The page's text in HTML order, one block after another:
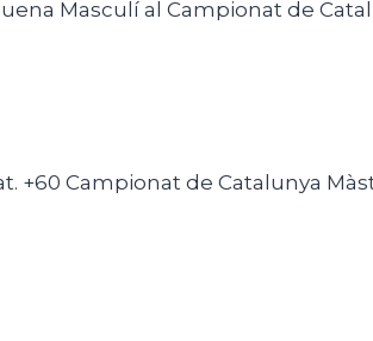
Masculí al Campionat de
+60 Campionat de Catalunya